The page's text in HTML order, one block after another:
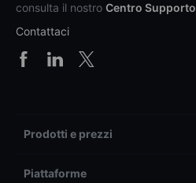
consulta il nostro Centro Supporto
Contattaci
Prodotti e prezzi
Piattaforme